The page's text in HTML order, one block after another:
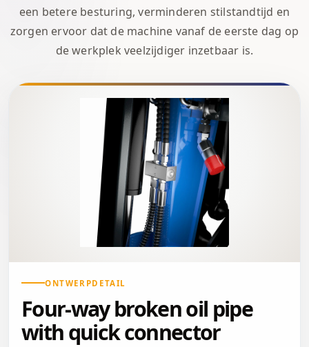
een betere besturing, verminderen stilstandtijd en
zorgen ervoor dat de machine vanaf de eerste dag op
de werkplek veelzijdiger inzetbaar is.
ONTWERPDETAIL
Four-way broken oil pipe
with quick connector